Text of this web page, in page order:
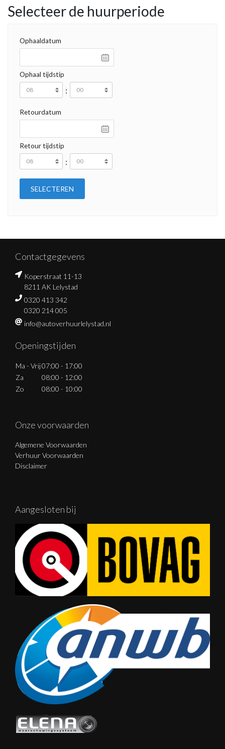
Selecteer de huurperiode
Ophaaldatum
Ophaal tijdstip
:
Retourdatum
Retour tijdstip
:
Contactgegevens
Koperstraat 11-13
8211 AK Lelystad
0320 413 342
0320 214 005
info@autoverhuurlelystad.nl
Openingstijden
Ma - Vrij07:00 - 17:00
Za
08:00 - 12:00
Zo
08:00 - 10:00
Onze voorwaarden
Algemene Voorwaarden
Verhuur Voorwaarden
Disclaimer
Aangesloten bij